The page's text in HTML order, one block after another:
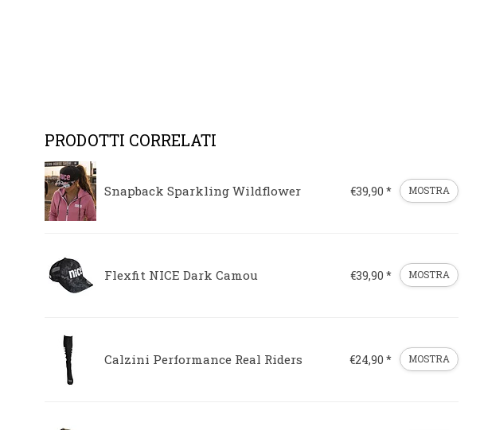
PRODOTTI CORRELATI
Snapback Sparkling Wildflower €39,90 * MOSTRA
Flexfit NICE Dark Camou €39,90 * MOSTRA
Calzini Performance Real Riders €24,90 * MOSTRA